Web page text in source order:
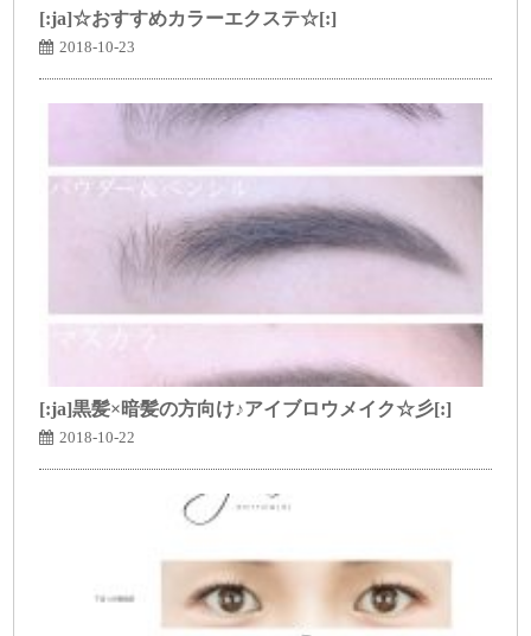
[:ja]☆おすすめカラーエクステ☆[:]
2018-10-23
[:ja]黒髪×暗髪の方向け♪アイブロウメイク☆彡[:]
2018-10-22